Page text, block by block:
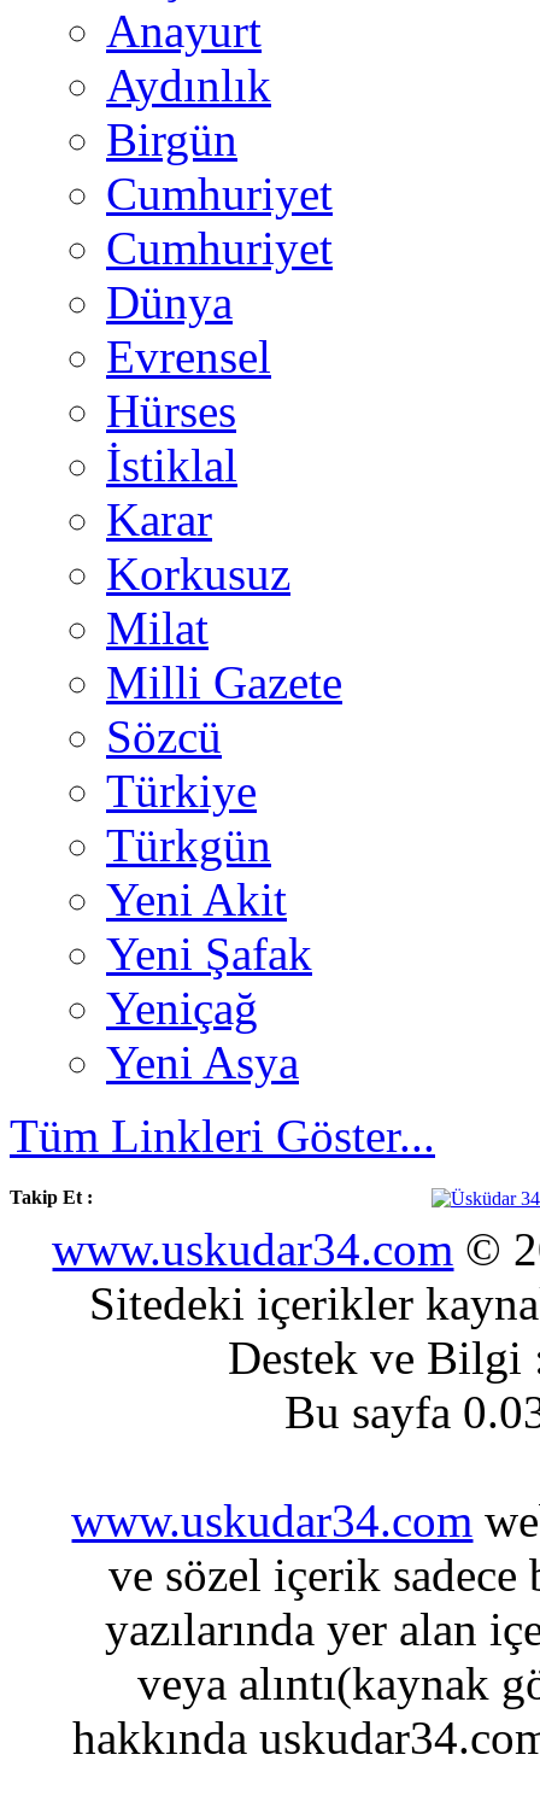
Anayurt
Aydınlık
Birgün
Cumhuriyet
Cumhuriyet
Dünya
Evrensel
Hürses
İstiklal
Karar
Korkusuz
Milat
Milli Gazete
Sözcü
Türkiye
Türkgün
Yeni Akit
Yeni Şafak
Yeniçağ
Yeni Asya
Tüm Linkleri Göster...
Takip Et :
www.uskudar34.com ©
Sitedeki içerikler
Destek ve
Bu sayfa
www.uskudar34.com
ve sözel içerik sadece
yazılarında yer alan
veya alıntı(kaynak
hakkında